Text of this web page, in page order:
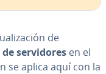
de
se­r­vi­do­res en el
se aplica aquí con la